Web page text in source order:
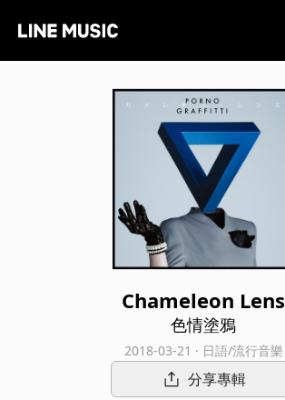
Chameleon Lens
色情塗鴉
2018-03-21 · 日語/流行音樂
分享專輯